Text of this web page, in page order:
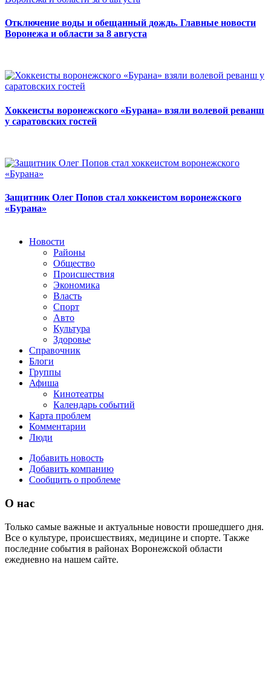
Отключение воды и обещанный дождь. Главные новости
Воронежа и области за 8 августа
Хоккеисты воронежского «Бурана» взяли волевой реванш
у саратовских гостей
Защитник Олег Попов стал хоккеистом воронежского
«Бурана»
Новости
Районы
Общество
Происшествия
Экономика
Власть
Спорт
Авто
Культура
Здоровье
Справочник
Блоги
Группы
Афиша
Кинотеатры
Календарь событий
Карта проблем
Комментарии
Люди
Добавить новость
Добавить компанию
Сообщить о проблеме
О нас
Только самые важные и актуальные новости прошедшего дня.
Все о культуре, происшествиях, медицине и спорте. Также
последние события в районах Воронежской области
ежедневно на нашем сайте.